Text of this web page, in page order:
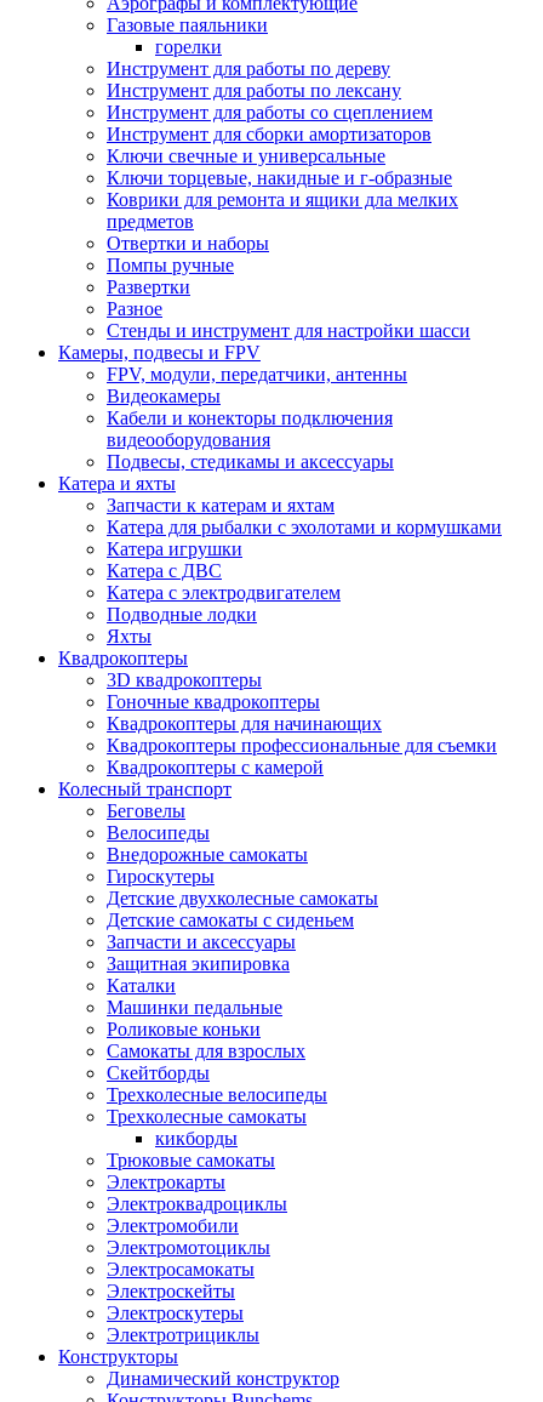
Газовые паяльники
горелки
Инструмент для работы по дереву
Инструмент для работы по лексану
Инструмент для работы со сцеплением
Инструмент для сборки амортизаторов
Ключи свечные и универсальные
Ключи торцевые, накидные и г-образные
Коврики для ремонта и ящики дла мелких
предметов
Отвертки и наборы
Помпы ручные
Развертки
Разное
Стенды и инструмент для настройки шасси
Камеры, подвесы и FPV
FPV, модули, передатчики, антенны
Видеокамеры
Кабели и конекторы подключения
видеооборудования
Подвесы, стедикамы и аксессуары
Катера и яхты
Запчасти к катерам и яхтам
Катера для рыбалки с эхолотами и кормушками
Катера игрушки
Катера с ДВС
Катера с электродвигателем
Подводные лодки
Яхты
Квадрокоптеры
3D квадрокоптеры
Гоночные квадрокоптеры
Квадрокоптеры для начинающих
Квадрокоптеры профессиональные для съемки
Квадрокоптеры с камерой
Колесный транспорт
Беговелы
Велосипеды
Внедорожные самокаты
Гироскутеры
Детские двухколесные самокаты
Детские самокаты с сиденьем
Запчасти и аксессуары
Защитная экипировка
Каталки
Машинки педальные
Роликовые коньки
Самокаты для взрослых
Скейтборды
Трехколесные велосипеды
Трехколесные самокаты
кикборды
Трюковые самокаты
Электрокарты
Электроквадроциклы
Электромобили
Электромотоциклы
Электросамокаты
Электроскейты
Электроскутеры
Электротрициклы
Конструкторы
Динамический конструктор